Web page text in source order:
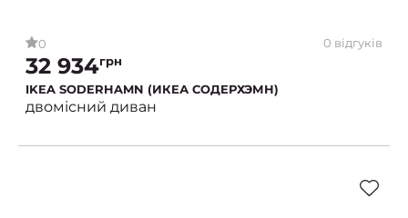
0 0 відгуків
32 934грн
IKEA SODERHAMN (ИКЕА СОДЕРХЭМН)
двомісний диван